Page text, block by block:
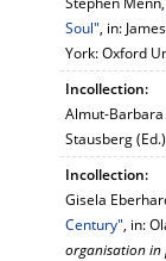
Soul", in:
York: Oxford
Incollection:
Almut-Barbara
Stausberg
Incollection:
Gisela
Century", in:
organisation